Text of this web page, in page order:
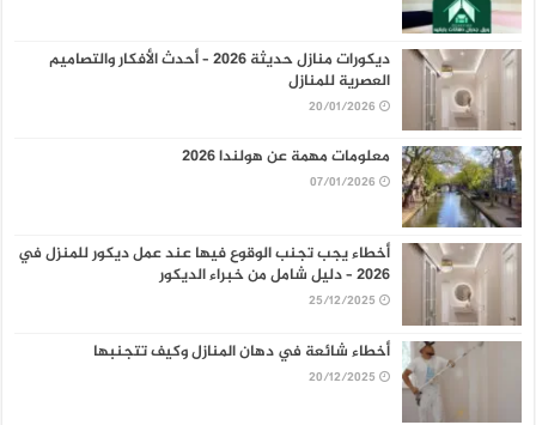
ديكورات منازل حديثة 2026 – أحدث الأفكار والتصاميم
العصرية للمنازل
20/01/2026
معلومات مهمة عن هولندا 2026
07/01/2026
أخطاء يجب تجنب الوقوع فيها عند عمل ديكور للمنزل في
2026 – دليل شامل من خبراء الديكور
25/12/2025
أخطاء شائعة في دهان المنازل وكيف تتجنبها
20/12/2025